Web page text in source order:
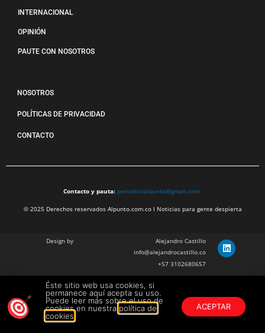
INTERNACIONAL
OPINIÓN
PAUTE CON NOSOTROS
NOSOTROS
POLÍTICAS DE PRIVACIDAD
CONTACTO
Contacto y pauta: periodicoalpunto@gmail.com
© 2025 Derechos reservados Alpunto.com.co l Noticias para gente despierta
Design by
Alejandro Castillo
info@alejandrocastillo.co
+57 3102680657
Julian Barragan Verano
julbarg@gmail.com
+57 312 308 9218
Éste sitio web usa cookies, si
permanece aquí acepta su uso.
Puede leer más sobre el uso de
cookies en nuestra política de
cookies
ACEPTAR